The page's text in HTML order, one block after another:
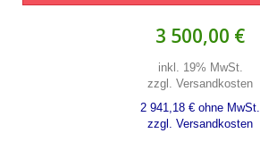
3 500,00 €
inkl. 19% MwSt.
zzgl. Versandkosten
2 941,18 € ohne MwSt.
zzgl. Versandkosten